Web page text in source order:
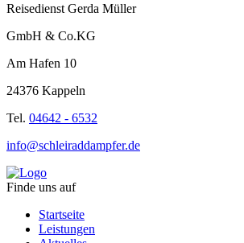
Reisedienst Gerda Müller
GmbH & Co.KG
Am Hafen 10
24376 Kappeln
Tel. 04642 - 6532
info@schleiraddampfer.de
Finde uns auf
Startseite
Leistungen